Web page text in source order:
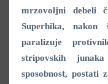
mrzovoljni debeli
Superhika, nakon
paralizuje
stripovskih
sposobnost, postati